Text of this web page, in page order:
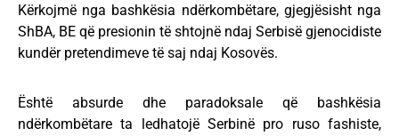
Kërkojmë nga bashkësia ndërkombëtare, gjegjësisht nga
ShBA, BE që presionin të shtojnë ndaj Serbisë gjenocidiste
kundër pretendimeve të saj ndaj Kosovës.
Është absurde dhe paradoksale që bashkësia
ndërkombëtare ta ledhatojë Serbinë pro ruso fashiste,